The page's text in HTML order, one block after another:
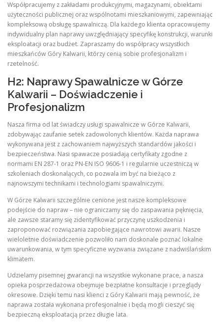
Współpracujemy z zakładami produkcyjnymi, magazynami, obiektami
użyteczności publicznej oraz wspólnotami mieszkaniowymi, zapewniając
kompleksową obsługę spawalniczą. Dla każdego klienta opracowujemy
indywidualny plan naprawy uwzględniający specyfikę konstrukcji, warunki
eksploatacji oraz budżet. Zapraszamy do współpracy wszystkich
mieszkańców Góry Kalwarii, którzy cenią sobie profesjonalizm i
rzetelność.
H2: Naprawy Spawalnicze w Górze
Kalwarii – Doświadczenie i
Profesjonalizm
Nasza firma od lat świadczy usługi spawalnicze w Górze Kalwarii,
zdobywając zaufanie setek zadowolonych klientów. Każda naprawa
wykonywana jest z zachowaniem najwyższych standardów jakości i
bezpieczeństwa. Nasi spawacze posiadają certyfikaty zgodne z
normami EN 287-1 oraz PN-EN ISO 9606-1 i regularnie uczestniczą w
szkoleniach doskonalących, co pozwala im być na bieżąco z
najnowszymi technikami i technologiami spawalniczymi.
W Górze Kalwarii szczególnie cenione jest nasze kompleksowe
podejście do napraw – nie ograniczamy się do zaspawania pęknięcia,
ale zawsze staramy się zidentyfikować przyczynę uszkodzenia i
zaproponować rozwiązania zapobiegające nawrotowi awarii. Nasze
wieloletnie doświadczenie pozwoliło nam doskonale poznać lokalne
uwarunkowania, w tym specyficzne wyzwania związane z nadwiślańskim
klimatem.
Udzielamy pisemnej gwarancji na wszystkie wykonane prace, a nasza
opieka posprzedażowa obejmuje bezpłatne konsultacje i przeglądy
okresowe. Dzięki temu nasi klienci z Góry Kalwarii mają pewność, że
naprawa została wykonana profesjonalnie i będą mogli cieszyć się
bezpieczną eksploatacją przez długie lata.